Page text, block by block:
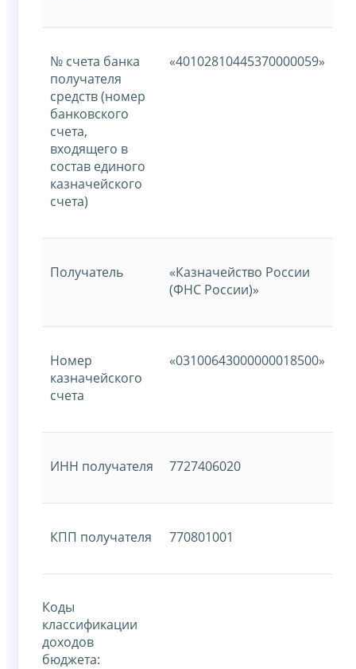
№ счета банка
получателя
средств (номер
банковского
счета,
входящего в
состав единого
казначейского
счета)
«40102810445370000059»
Получатель
«Казначейство России
(ФНС России)»
Номер
казначейского
счета
«03100643000000018500»
ИНН получателя 7727406020
КПП получателя 770801001
Коды
классификации
доходов
бюджета: